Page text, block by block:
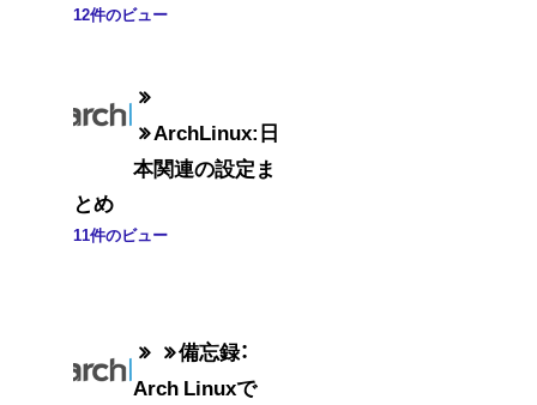
12件のビュー
ArchLinux:日
本関連の設定ま
とめ
11件のビュー
備忘録：
Arch Linuxで